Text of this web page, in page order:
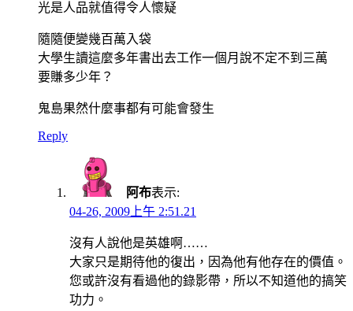
光是人品就值得令人懷疑
隨隨便變幾百萬入袋
大學生讀這麼多年書出去工作一個月說不定不到三萬
要賺多少年？
鬼島果然什麼事都有可能會發生
Reply
阿布表示:
04-26, 2009上午 2:51.21
沒有人說他是英雄啊……
大家只是期待他的復出，因為他有他存在的價值。
您或許沒有看過他的錄影帶，所以不知道他的搞笑
功力。